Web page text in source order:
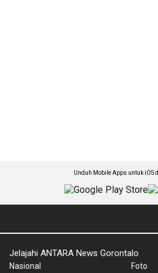
Unduh Mobile Apps untuk iOS
Jelajahi ANTARA News Gorontalo
Nasional Foto